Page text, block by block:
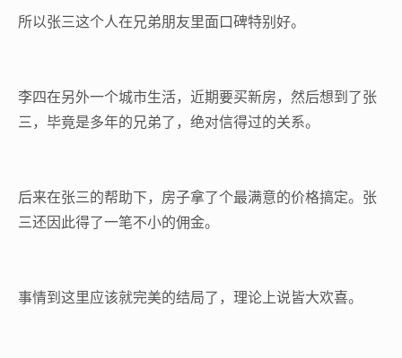
所以张三这个人在兄弟朋友里面口碑特别好。
李四在另外一个城市生活，近期要买新房，然后想到了张
三，毕竟是多年的兄弟了，绝对信得过的关系。
后来在张三的帮助下，房子拿了个最满意的价格搞定。张
三还因此得了一笔不小的佣金。
事情到这里应该就完美的结局了，理论上说皆大欢喜。